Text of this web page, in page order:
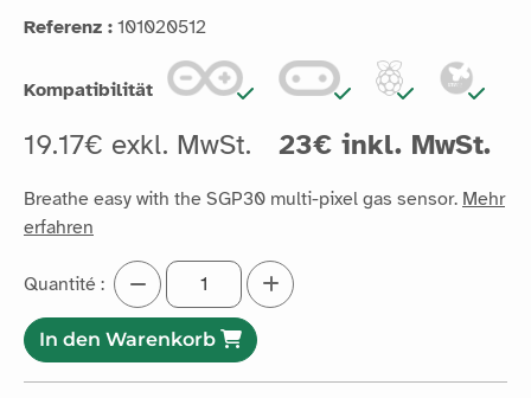
Referenz : 101020512
Kompatibilität
19.17€ exkl. MwSt. 23€ inkl. MwSt.
Breathe easy with the SGP30 multi-pixel gas sensor. Mehr
erfahren
Quantité :
In den Warenkorb